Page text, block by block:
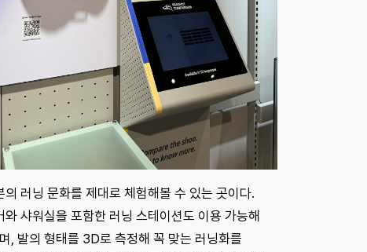
의 러닝 문화를 제대로 체험해볼 수 있는 곳이다.
샤워실을 포함한 러닝 스테이션도 이용 가능해
, 발의 형태를 3D로 측정해 꼭 맞는 러닝화를